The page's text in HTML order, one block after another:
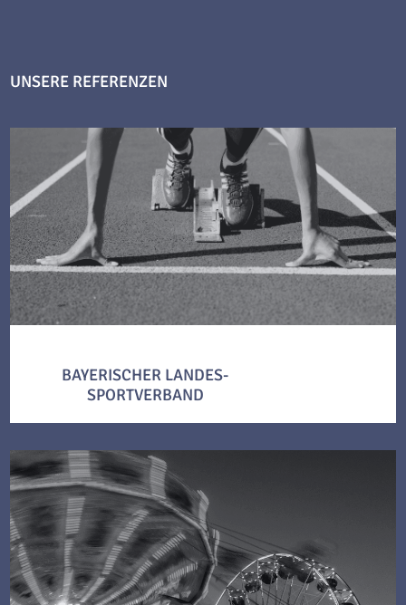
UNSERE REFERENZEN
BAYERISCHER LANDES-
SPORTVERBAND